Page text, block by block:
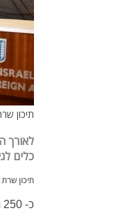
תיכון
לאורך
כלים
תיכון